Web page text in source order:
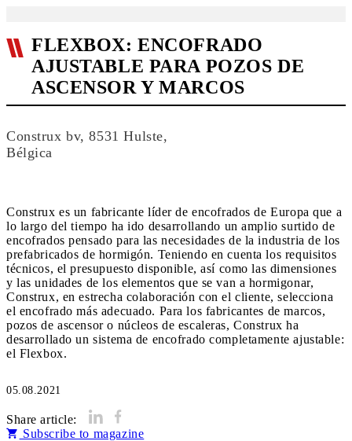
FLEXBOX: ENCOFRADO
AJUSTABLE PARA POZOS DE
ASCENSOR Y MARCOS
Construx bv, 8531 Hulste,
Bélgica
Construx es un fabricante líder de encofrados de Europa que a
lo largo del tiempo ha ido desarrollando un amplio surtido de
encofrados pensado para las necesidades de la industria de los
prefabricados de hormigón. Teniendo en cuenta los requisitos
técnicos, el presupuesto disponible, así como las dimensiones
y las unidades de los elementos que se van a hormigonar,
Construx, en estrecha colaboración con el cliente, selecciona
el encofrado más adecuado. Para los fabricantes de marcos,
pozos de ascensor o núcleos de escaleras, Construx ha
desarrollado un sistema de encofrado completamente ajustable:
el Flexbox.
05.08.2021
Share article:
Subscribe to magazine